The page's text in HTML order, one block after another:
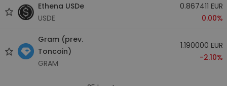
Ethena USDe
USDE
0.867411 EUR
0.00%
Gram (prev.
Toncoin)
GRAM
1.190000 EUR
-2.10%